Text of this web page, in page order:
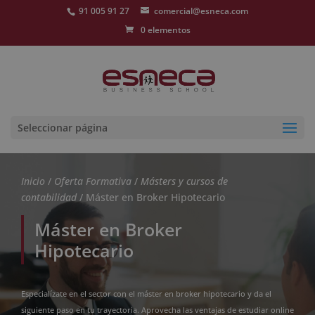
91 005 91 27
comercial@esneca.com
0 elementos
Seleccionar página
Inicio / Oferta Formativa / Másters y cursos de
contabilidad/ Máster en Broker Hipotecario
Máster en Broker
Hipotecario
Especialízate en el sector con el máster en broker hipotecario y da el
siguiente paso en tu trayectoria. Aprovecha las ventajas de estudiar online